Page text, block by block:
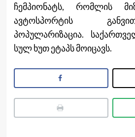
ჩემპიონატს, რომლის
ავტოსპორტის
პოპულარიზაცია.
სულ ხუთ ეტაპს მოიცავს.